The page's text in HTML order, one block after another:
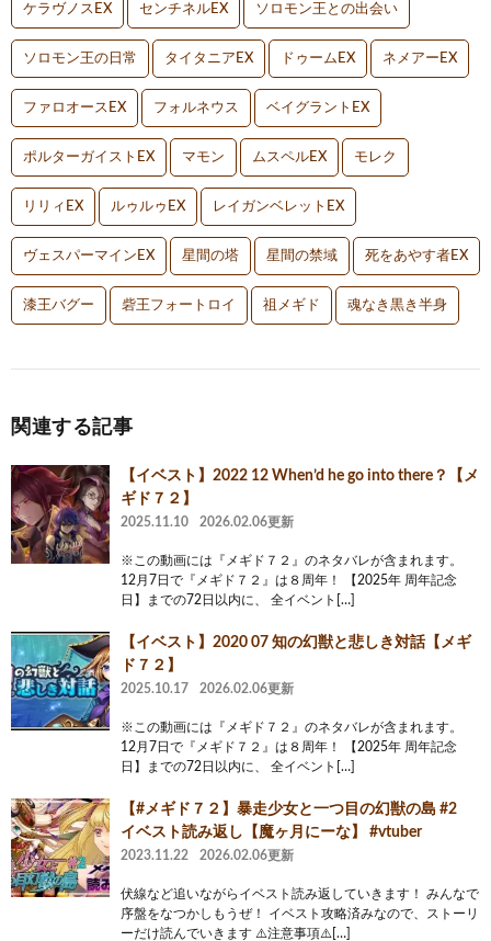
ケラヴノスEX センチネルEX ソロモン王との出会い
ソロモン王の日常 タイタニアEX ドゥームEX ネメアーEX
ファロオースEX フォルネウス ベイグラントEX
ポルターガイストEX マモン ムスペルEX モレク
リリィEX ルゥルゥEX レイガンベレットEX
ヴェスパーマインEX 星間の塔 星間の禁域 死をあやす者EX
漆王バグー 砦王フォートロイ 祖メギド 魂なき黒き半身
関連する記事
【イベスト】2022 12 When’d he go into there？【メ
ギド７２】
2025.11.10 2026.02.06更新
※この動画には『メギド７２』のネタバレが含まれます。
12月7日で『メギド７２』は８周年！ 【2025年 周年記念
日】までの72日以内に、 全イベント[…]
【イベスト】2020 07 知の幻獣と悲しき対話【メギ
ド７２】
2025.10.17 2026.02.06更新
※この動画には『メギド７２』のネタバレが含まれます。
12月7日で『メギド７２』は８周年！ 【2025年 周年記念
日】までの72日以内に、 全イベント[…]
【#メギド７２】暴走少女と一つ目の幻獣の島 #2
イベスト読み返し【魔ヶ月にーな】 #vtuber
2023.11.22 2026.02.06更新
伏線など追いながらイベスト読み返していきます！ みんなで
序盤をなつかしもうぜ！ イベスト攻略済みなので、ストーリ
ーだけ読んでいきます ⚠️注意事項⚠️[…]